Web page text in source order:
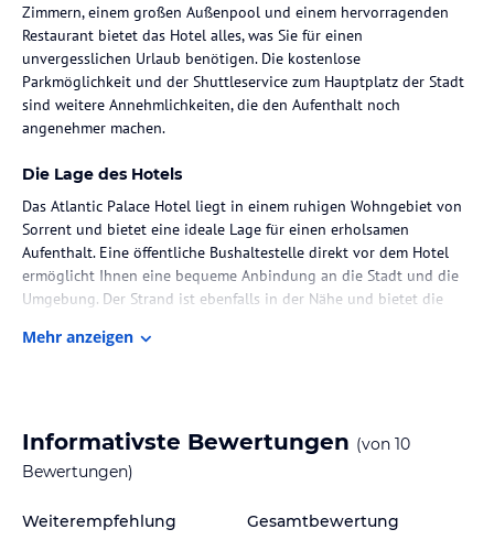
Zimmern, einem großen Außenpool und einem hervorragenden
Restaurant bietet das Hotel alles, was Sie für einen
unvergesslichen Urlaub benötigen. Die kostenlose
Parkmöglichkeit und der Shuttleservice zum Hauptplatz der Stadt
sind weitere Annehmlichkeiten, die den Aufenthalt noch
angenehmer machen.
Die Lage des Hotels
Das Atlantic Palace Hotel liegt in einem ruhigen Wohngebiet von
Sorrent und bietet eine ideale Lage für einen erholsamen
Aufenthalt. Eine öffentliche Bushaltestelle direkt vor dem Hotel
ermöglicht Ihnen eine bequeme Anbindung an die Stadt und die
Umgebung. Der Strand ist ebenfalls in der Nähe und bietet die
Neapel und Pompeji sind nur eine kurze Autofahrt entfernt, so
Zimmer / Unterbringung im Hotel
Die Zimmer im Atlantic Palace Hotel sind geräumig und
Zimmer ist geschmackvoll eingerichtet und mit allen
Mehr anzeigen
Informativste Bewertungen (von 10
Bewertungen)
Weiterempfehlung Gesamtbewertung